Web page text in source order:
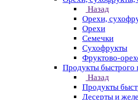
Назад
Орехи,
Орехи
Семечки
Сухофрукты
Фруктово-
Продукты быстрого
Назад
Продукты
Десерты и желе